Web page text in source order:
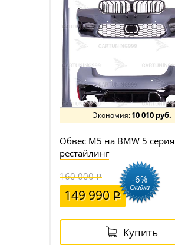
10 010 руб.
Обвес M5 на BMW 5
рестайлинг
160 000
149 990
-6%
Скидка
Купить